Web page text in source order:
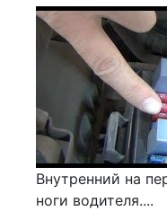
Внутренний на
ноги водителя....